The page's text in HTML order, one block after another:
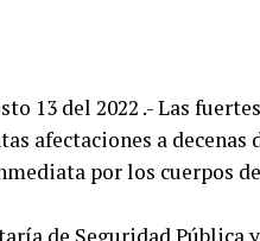
13 del 2022 .- Las
afectaciones a
por los cuerpos